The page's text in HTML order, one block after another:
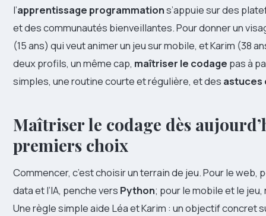
l’apprentissage programmations’appuie sur des
et des communautés bienveillantes. Pour donner un
(15 ans) qui veut animer un jeu sur mobile, et Karim (38
deux profils, un même cap, maîtriser le codage pas à
simples, une routine courte et régulière, et des astuces
Maîtriser le codage dès
premiers choix
Commencer, c’est choisir un terrain de jeu. Pour le web,
data et l’IA, penche vers Python; pour le mobile et le
Une règle simple aide Léa et Karim : un objectif concret